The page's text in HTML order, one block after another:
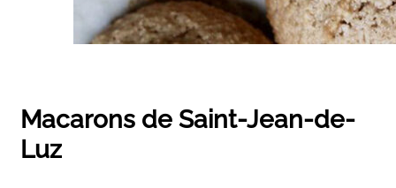
Macarons de Saint-Jean-de-
Luz